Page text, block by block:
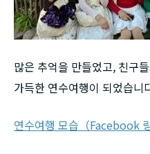
많은 추억을 만들었고, 친구
가득한 연수여행이 되었습니
연수여행 모습（Facebook 링